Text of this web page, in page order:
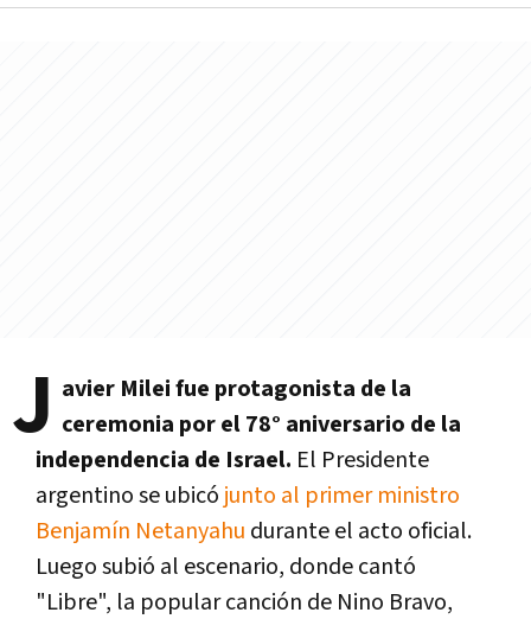
J avier Milei fue protagonista de la
ceremonia por el 78° aniversario de la
independencia de Israel. El Presidente
argentino se ubicó junto al primer ministro
Benjamín Netanyahu durante el acto oficial.
Luego subió al escenario, donde cantó
"Libre", la popular canción de Nino Bravo,